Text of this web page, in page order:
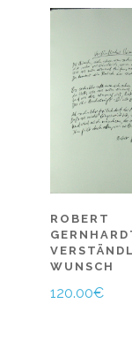
ROBERT
WUNSCH
120.00€